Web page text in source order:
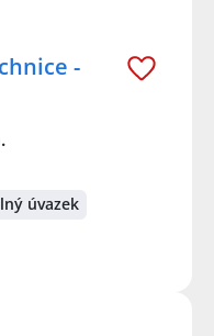
-
úvazek